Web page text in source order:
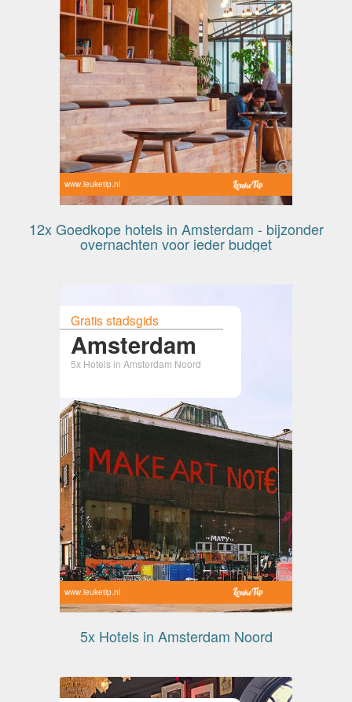
www.leuketip.nl
12x Goedkope hotels in Amsterdam - bijzonder
overnachten voor ieder budget
Gratis stadsgids
Amsterdam
5x Hotels in Amsterdam Noord
www.leuketip.nl
5x Hotels in Amsterdam Noord